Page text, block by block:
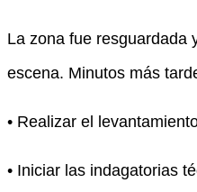
La zona fue resguardada
escena. Minutos más
• Realizar el
• Iniciar las indagatorias